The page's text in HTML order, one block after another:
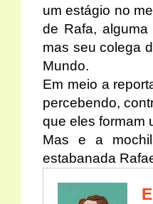
um estágio no
de Rafa,
mas seu colega
Mundo.
Em meio a
percebendo,
que eles formam
Mas e a
estabanada